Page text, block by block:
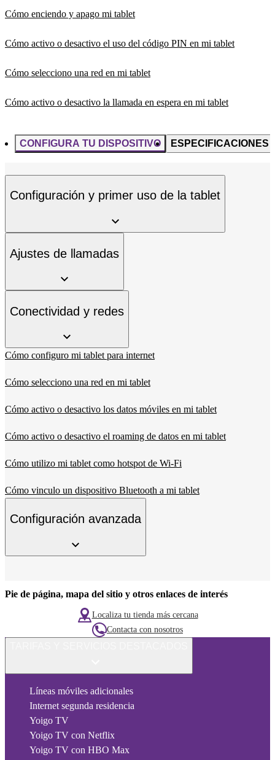
Cómo enciendo y apago mi tablet
Cómo activo o desactivo el uso del código PIN en mi tablet
Cómo selecciono una red en mi tablet
Cómo activo o desactivo la llamada en espera en mi tablet
CONFIGURA TU DISPOSITIVO ESPECIFICACIONES
Configuración y primer uso de la tablet
Ajustes de llamadas
Conectividad y redes
Cómo configuro mi tablet para internet
Cómo selecciono una red en mi tablet
Cómo activo o desactivo los datos móviles en mi tablet
Cómo activo o desactivo el roaming de datos en mi tablet
Cómo utilizo mi tablet como hotspot de Wi-Fi
Cómo vinculo un dispositivo Bluetooth a mi tablet
Configuración avanzada
Pie de página, mapa del sitio y otros enlaces de interés
Localiza tu tienda más cercana
Contacta con nosotros
Líneas móviles adicionales
Internet segunda residencia
Yoigo TV
Yoigo TV con Netflix
Yoigo TV con HBO Max